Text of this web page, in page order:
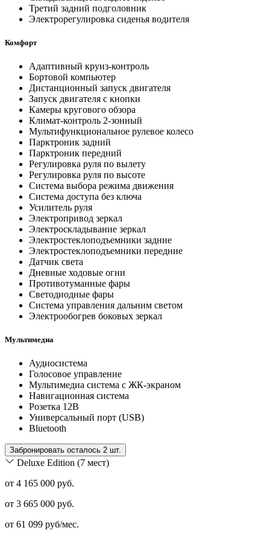
Третий задний подголовник
Электрорегулировка сиденья водителя
Комфорт
Адаптивный круиз-контроль
Бортовой компьютер
Дистанционный запуск двигателя
Запуск двигателя с кнопки
Камеры кругового обзора
Климат-контроль 2-зонный
Мультифункциональное рулевое колесо
Парктроник задний
Парктроник передний
Регулировка руля по вылету
Регулировка руля по высоте
Система выбора режима движения
Система доступа без ключа
Усилитель руля
Электропривод зеркал
Электроскладывание зеркал
Электростеклоподъемники задние
Электростеклоподъемники передние
Датчик света
Дневные ходовые огни
Противотуманные фары
Светодиодные фары
Система управления дальним светом
Электрообогрев боковых зеркал
Мультимедиа
Аудиосистема
Голосовое управление
Мультимедиа система с ЖК-экраном
Навигационная система
Розетка 12В
Универсальный порт (USB)
Bluetooth
Забронировать осталось 2 шт.
Deluxe Edition (7 мест)
от 4 165 000 руб.
от 3 665 000 руб.
от 61 099 руб/мес.